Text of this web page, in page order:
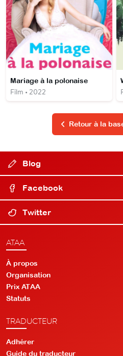
Mariage à la polonaise
Film • 2022
Retour à la
Blog
Facebook
Twitter
ATAA
À propos
Organisation
Prix ATAA
Statuts
TRADUCTEUR
Adhérer
Guide du traducteur